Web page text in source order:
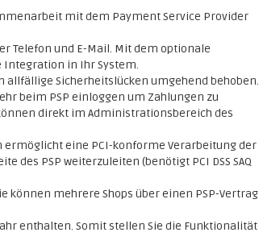
mit dem Payment Service Provider
Telefon und E-Mail. Mit dem optionale
in Ihr System.
Sicherheitslücken umgehend behoben.
beim PSP einloggen um Zahlungen zu
direkt im Administrationsbereich des
eine PCI-konforme Verarbeitung der
des PSP weiterzuleiten (benötigt PCI DSS SAQ
mehrere Shops über einen PSP-Vertrag
enthalten. Somit stellen Sie die Funktionalität